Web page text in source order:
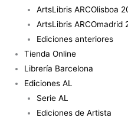
ArtsLibris ARCOlisboa
ArtsLibris ARCOmadrid
Ediciones anteriores
Tienda Online
Librería Barcelona
Ediciones AL
Serie AL
Ediciones de Artista